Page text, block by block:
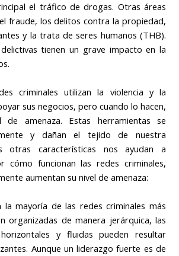
el tráfico de drogas. Otras áreas
fraude, los delitos contra la propiedad,
y la trata de seres humanos (THB).
tienen un grave impacto en la
criminales utilizan la violencia y la
sus negocios, pero cuando lo hacen,
de amenaza. Estas herramientas se
y dañan el tejido de nuestra
otras características nos ayudan a
cómo funcionan las redes criminales,
aumentan su nivel de amenaza:
la mayoría de las redes criminales más
organizadas de manera jerárquica, las
y fluidas pueden resultar
Aunque un liderazgo fuerte es de